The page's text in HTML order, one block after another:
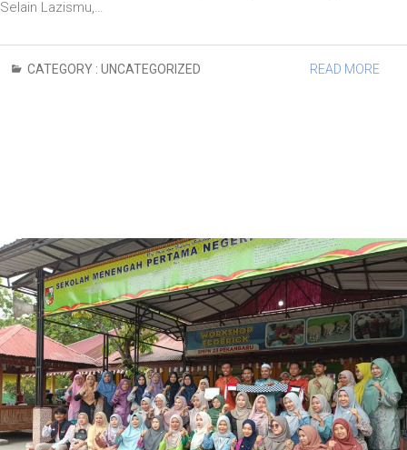
Selain Lazismu,…
CATEGORY : UNCATEGORIZED READ MORE